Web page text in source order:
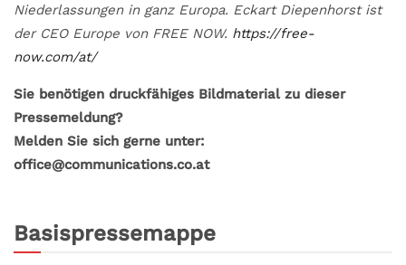
Niederlassungen in ganz Europa. Eckart Diepenhorst ist
der CEO Europe von FREE NOW. https://free-
now.com/at/
Sie benötigen druckfähiges Bildmaterial zu dieser
Pressemeldung?
Melden Sie sich gerne unter:
office@communications.co.at
Basispressemappe